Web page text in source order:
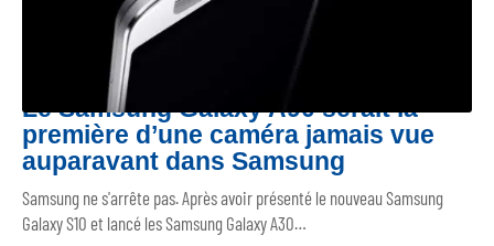
Le Samsung Galaxy A90 serait la
première d’une caméra jamais vue
auparavant dans Samsung
Samsung ne s'arrête pas. Après avoir présenté le nouveau Samsung
Galaxy S10 et lancé les Samsung Galaxy A30…